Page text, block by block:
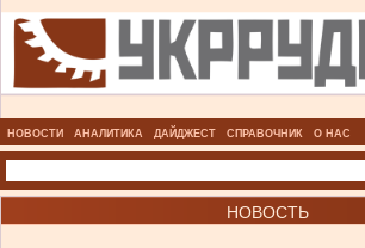
НОВОСТИ АНАЛИТИКА ДАЙДЖЕСТ СПРАВОЧНИК О НАС
НОВОСТЬ